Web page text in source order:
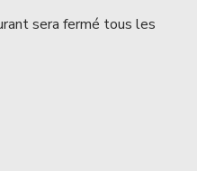
sera fermé tous les